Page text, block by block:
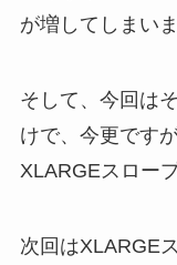
が増してしまいま
そして、今回は
けで、今更です
XLARGEスロー
次回はXLARGE